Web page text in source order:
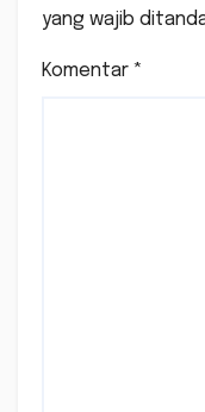
yang wajib
Komentar *